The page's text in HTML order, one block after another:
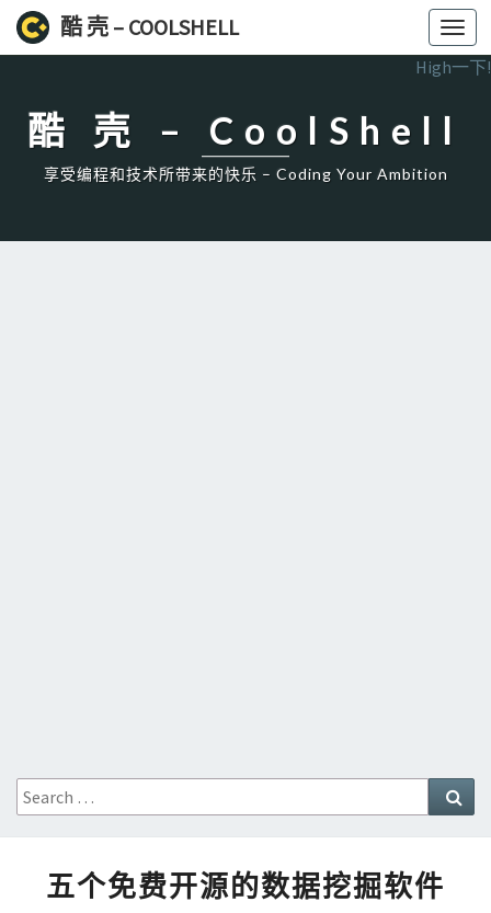
酷 壳 – COOLSHELL
High一下!
酷 壳 – CoolShell
享受编程和技术所带来的快乐 – Coding Your Ambition
Search
for:
个
五个免费开源的数据挖掘软件